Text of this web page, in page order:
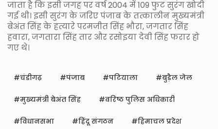
जाता है कि इसी जगह पर वर्ष 2004 में 109 फुट सुरंग खोदी
गई थी। इसी सुरंग के जरिए पंजाब के तत्कालीन मुख्यमंत्री
बेअंत सिंह के हत्यारे परमजीत सिंह भौरा, जगतार सिंह
हवारा, जगतारा सिंह तार और रसोइया देवी सिंह फरार हो
गए थे।
चंडीगढ़ पंजाब पटियाला बुड़ैल जेल
मुख्यमंत्री बेअंत सिंह वरिष्ठ पुलिस अधिकारी
विधानसभा हिंदू संगठन हिमाचल प्रदेश